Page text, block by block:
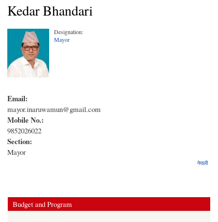
Kedar Bhandari
Designation:
Mayor
Email:
mayor.inaruwamun@gmail.com
Mobile No.:
9852026022
Section:
Mayor
नेपाली
Budget and Program